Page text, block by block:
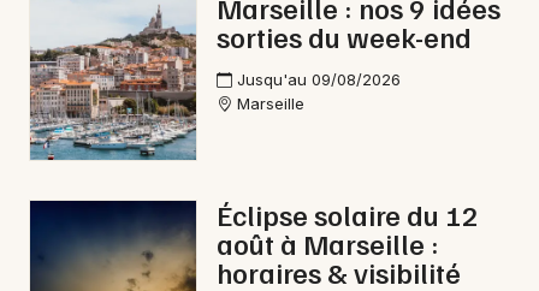
Marseille : nos 9 idées
sorties du week-end
Jusqu'au 09/08/2026
Marseille
Éclipse solaire du 12
août à Marseille :
horaires & visibilité